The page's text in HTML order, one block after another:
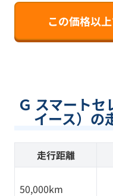
この価格以
Ｇ スマート
イース）の
走行距離
50,000km